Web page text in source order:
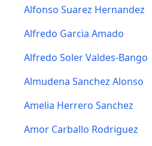
Alfonso Suarez Hernandez
Alfredo Garcia Amado
Alfredo Soler Valdes-Bango
Almudena Sanchez Alonso
Amelia Herrero Sanchez
Amor Carballo Rodriguez